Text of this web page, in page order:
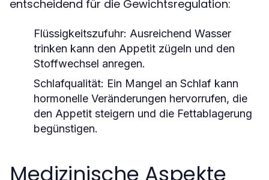
entscheidend für die Gewichtsregulation:
Flüssigkeitszufuhr: Ausreichend Wasser
trinken kann den Appetit zügeln und den
Stoffwechsel anregen.
Schlafqualität: Ein Mangel an Schlaf kann
hormonelle Veränderungen hervorrufen, die
den Appetit steigern und die Fettablagerung
begünstigen.
Medizinische Aspekte